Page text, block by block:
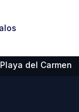
Playa del Carmen